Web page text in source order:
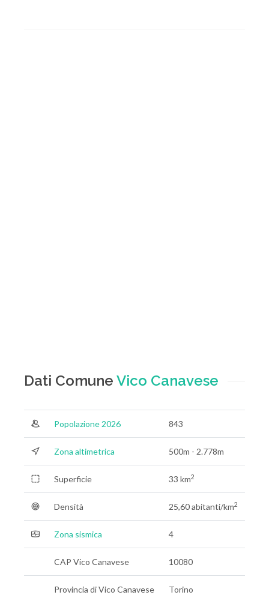
Dati Comune Vico Canavese
Popolazione 2026 843
Zona altimetrica 500m - 2.778m
Superficie 33 km2
Densità 25,60 abitanti/km2
Zona sismica 4
CAP Vico Canavese 10080
Provincia di Vico Canavese Torino